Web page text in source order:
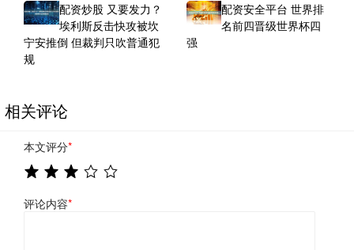
配资炒股 又要发力？
埃利斯反击快攻被坎
宁安推倒 但裁判只吹普通犯
规
配资安全平台 世界排
名前四晋级世界杯四
强
相关评论
本文评分*
评论内容*